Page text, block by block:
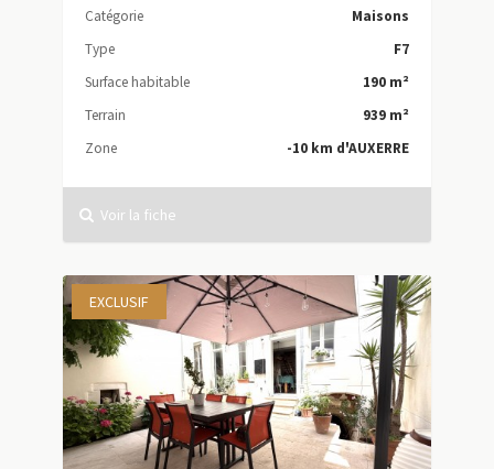
Catégorie
Maisons
Type
F7
Surface habitable
190 m²
Terrain
939 m²
Zone
-10 km d'AUXERRE
Voir la fiche
EXCLUSIF